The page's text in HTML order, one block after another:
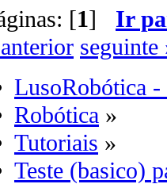
[1] Ir
seguinte
LusoRobótica -
Robótica »
Tutoriais »
Teste (basico)